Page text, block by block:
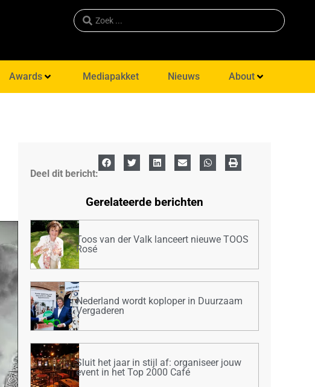
Awards Mediapakket Nieuws About
Deel dit bericht:
Gerelateerde berichten
Toos van der Valk lanceert nieuwe TOOS
Rosé
Nederland wordt koploper in Duurzaam
Vergaderen
Sluit het jaar in stijl af: organiseer jouw
event in het Top 2000 Café